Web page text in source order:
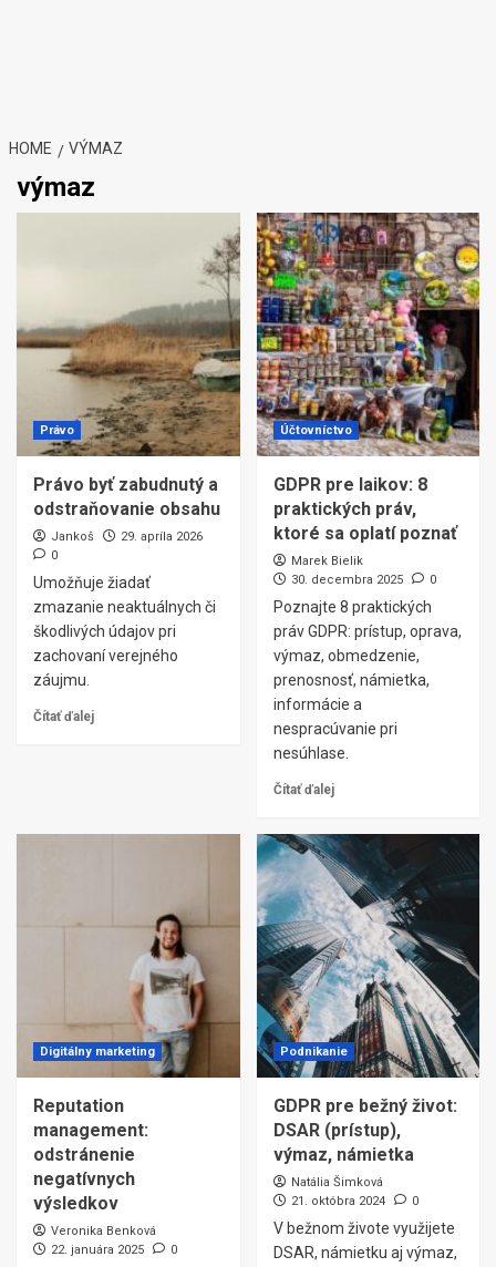
HOME VÝMAZ
výmaz
Právo
Právo byť zabudnutý a
odstraňovanie obsahu
Jankoš
29. apríla 2026
0
Umožňuje žiadať
zmazanie neaktuálnych či
škodlivých údajov pri
zachovaní verejného
záujmu.
Čítať ďalej
Účtovníctvo
GDPR pre laikov: 8
praktických práv,
ktoré sa oplatí poznať
Marek Bielik
30. decembra 2025
0
Poznajte 8 praktických
práv GDPR: prístup, oprava,
výmaz, obmedzenie,
prenosnosť, námietka,
informácie a
nespracúvanie pri
nesúhlase.
Čítať ďalej
Digitálny marketing
Reputation
management:
odstránenie
negatívnych
výsledkov
Veronika Benková
22. januára 2025
0
Podnikanie
GDPR pre bežný život:
DSAR (prístup),
výmaz, námietka
Natália Šimková
21. októbra 2024
0
V bežnom živote využijete
DSAR, námietku aj výmaz,